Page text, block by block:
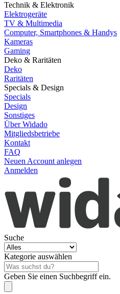
Technik & Elektronik
Elektrogeräte
TV & Multimedia
Computer, Smartphones & Handys
Kameras
Gaming
Deko & Raritäten
Deko
Raritäten
Specials & Design
Specials
Design
Sonstiges
Über Widado
Mitgliedsbetriebe
Kontakt
FAQ
Neuen Account anlegen
Anmelden
Suche
Kategorie auswählen
Geben Sie einen Suchbegriff ein.